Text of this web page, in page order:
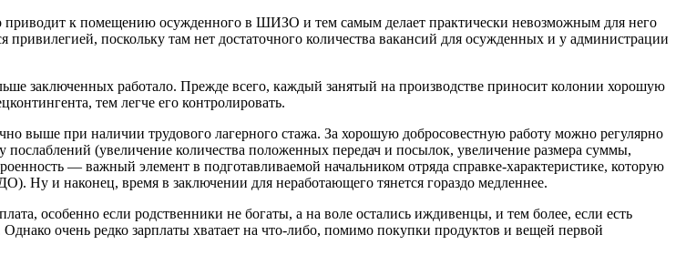
приводит к помещению осужденного в ШИЗО и тем самым делает практически невозможным для него
поскольку там нет достаточного количества вакансий для осужденных и у администрации
заключенных работало. Прежде всего, каждый занятый на производстве приносит колонии хорошую
тем легче его контролировать.
выше при наличии трудового лагерного стажа. За хорошую добросовестную работу можно регулярно
(увеличение количества положенных передач и посылок, увеличение размера суммы,
— важный элемент в подготавливаемой начальником отряда справке-характеристике, которую
Ну и наконец, время в заключении для неработающего тянется гораздо медленнее.
особенно если родственники не богаты, а на воле остались иждивенцы, и тем более, если есть
очень редко зарплаты хватает на что-либо, помимо покупки продуктов и вещей первой